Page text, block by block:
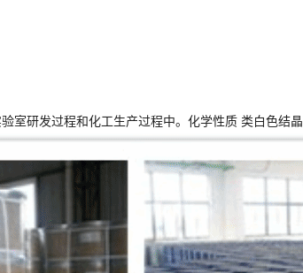
室研发过程和化工生产过程中。化学性质 类白色结晶